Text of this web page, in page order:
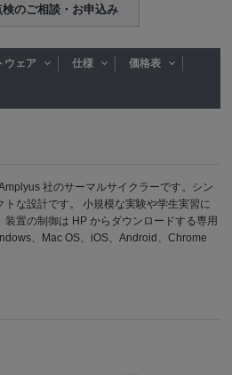
のご相談・お申込み
ウェア 仕様 価格表
社のサーマルサイクラーです。シン
な設計です。 小規模な実験や学生実習に
置の制御は HP からダウンロードする専用
、Mac OS、iOS、Android、Chrome